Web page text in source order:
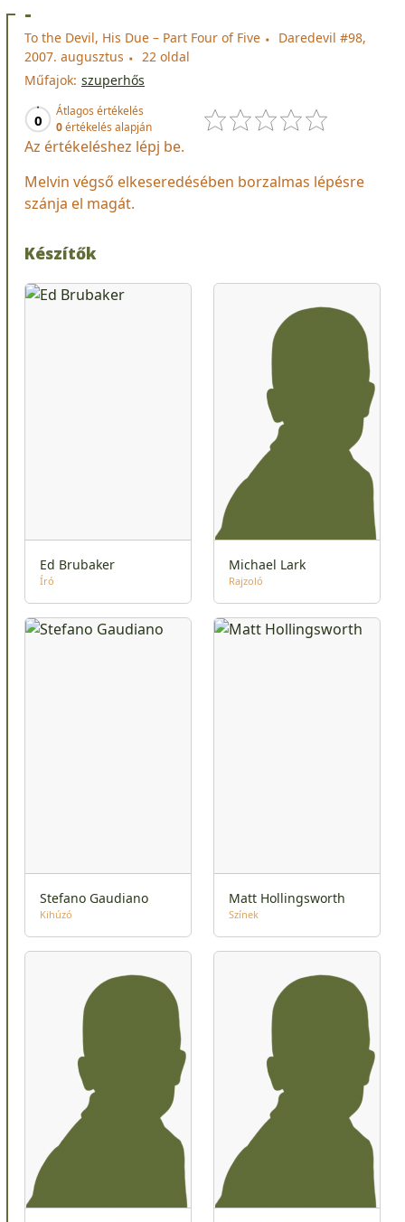
-
To the Devil, His Due – Part Four of Five
Daredevil #98,
2007. augusztus
22 oldal
Műfajok: szuperhős
0
Átlagos értékelés
0értékelés alapján
Az értékeléshez lépj be.
Melvin végső elkeseredésében borzalmas lépésre
szánja el magát.
Készítők
Ed Brubaker
Író
Michael Lark
Rajzoló
Stefano Gaudiano
Kihúzó
Matt Hollingsworth
Színek